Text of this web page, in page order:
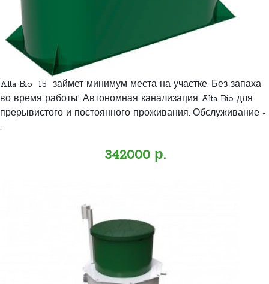
Alta Bio 15 займет минимум места на участке. Без запаха
во время работы! Автономная канализация Alta Bio для
прерывистого и постоянного проживания. Обслуживание -
..
342000 р.